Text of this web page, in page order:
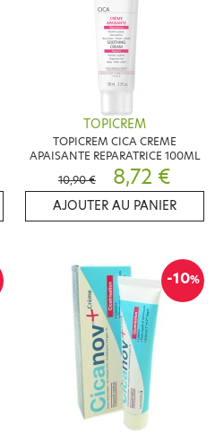
TOPICREM
TOPICREM CICA CREME
APAISANTE REPARATRICE 100ML
10,90 €
8,72 €
AJOUTER AU PANIER
-10%